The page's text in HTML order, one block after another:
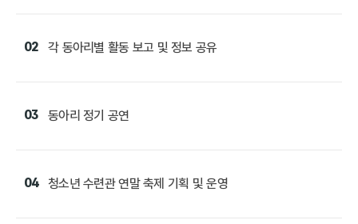
02 각 동아리별 활동 보고 및 정보 공유
03 동아리 정기 공연
04 청소년 수련관 연말 축제 기획 및 운영